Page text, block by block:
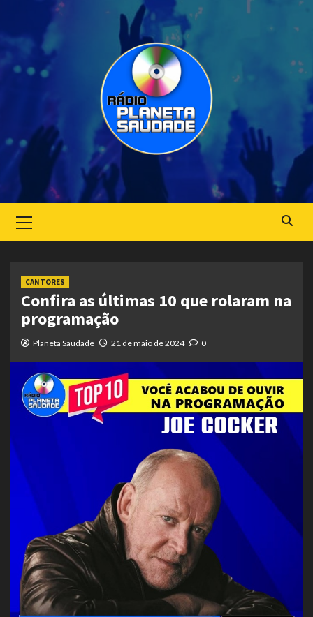
Menu
CANTORES
Confira as últimas 10 que rolaram na
programação
Planeta Saudade 21 de maio de 2024 0